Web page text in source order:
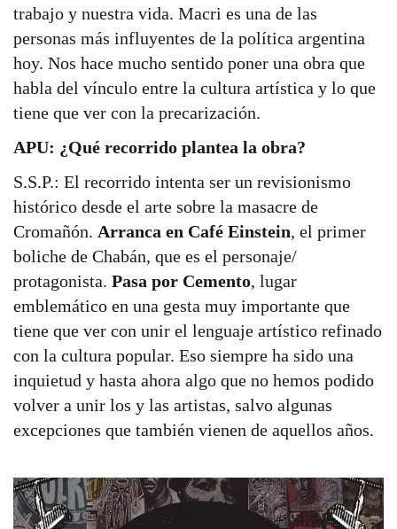
trabajo y nuestra vida. Macri es una de las
personas más influyentes de la política argentina
hoy. Nos hace mucho sentido poner una obra que
habla del vínculo entre la cultura artística y lo que
tiene que ver con la precarización.
APU: ¿Qué recorrido plantea la obra?
S.S.P.: El recorrido intenta ser un revisionismo
histórico desde el arte sobre la masacre de
Cromañón. Arranca en Café Einstein, el primer
boliche de Chabán, que es el personaje/
protagonista. Pasa por Cemento, lugar
emblemático en una gesta muy importante que
tiene que ver con unir el lenguaje artístico refinado
con la cultura popular. Eso siempre ha sido una
inquietud y hasta ahora algo que no hemos podido
volver a unir los y las artistas, salvo algunas
excepciones que también vienen de aquellos años.
I
m
a